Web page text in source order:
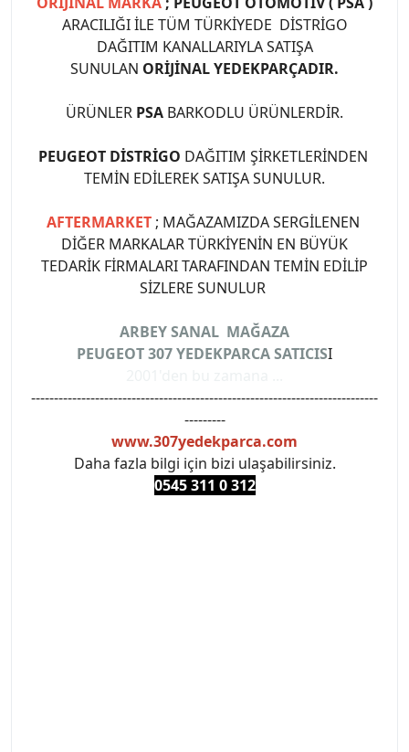
ARACILIĞI İLE TÜM TÜRKİYEDE DİSTRİGO
DAĞITIM KANALLARIYLA SATIŞA
SUNULAN ORİJİNAL YEDEKPARÇADIR.
ÜRÜNLER PSA BARKODLU ÜRÜNLERDİR.
PEUGEOT DİSTRİGO DAĞITIM ŞİRKETLERİNDEN
TEMİN EDİLEREK SATIŞA SUNULUR.
AFTERMARKET ; MAĞAZAMIZDA SERGİLENEN
DİĞER MARKALAR TÜRKİYENİN EN BÜYÜK
TEDARİK FİRMALARI TARAFINDAN TEMİN EDİLİP
SİZLERE SUNULUR
ARBEY SANAL MAĞAZA
PEUGEOT 307 YEDEKPARCA SATICISI
----------------------------------------------------------------------------
---------
www.307yedekparca.com
Daha fazla bilgi için bizi ulaşabilirsiniz.
0545 311 0 312